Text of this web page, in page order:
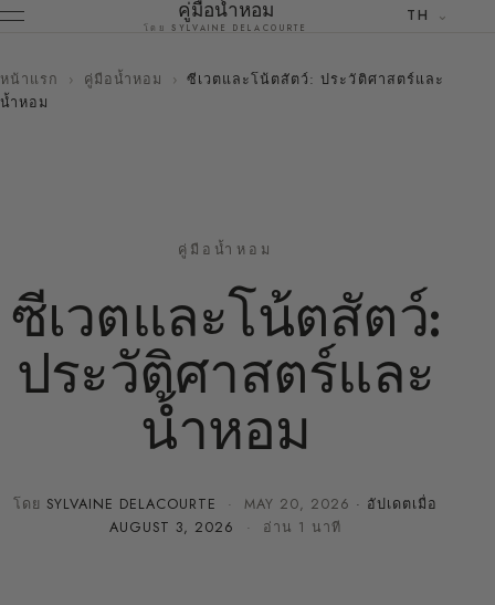
คู่มือน้ำหอม
โดย SYLVAINE DELACOURTE
TH
หน้าแรก › คู่มือน้ำหอม › ซีเวตและโน้ตสัตว์: ประวัติศาสตร์และ
น้ำหอม
คู่มือน้ำหอม
ซีเวตและโน้ตสัตว์:
ประวัติศาสตร์และ
น้ำหอม
โดย SYLVAINE DELACOURTE ·MAY 20, 2026 · อัปเดตเมื่อ
AUGUST 3, 2026
· อ่าน 1 นาที